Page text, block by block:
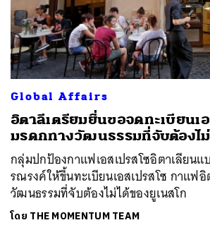
Global Affairs
อิตาลีเตรียมยื่นขอจดทะเบียนเ
มรดกทางวัฒนธรรมที่จับต้องไม่
กลุ่มปกป้องกาแฟเอสเปรสโซอิตาเลียนแ
รณรงค์ให้ขึ้นทะเบียนเอสเปรสโซ กาแฟ
วัฒนธรรมที่จับต้องไม่ได้ของยูเนสโก
โดย THE MOMENTUM TEAM
ค้นหา
SHARE TWEET LINE